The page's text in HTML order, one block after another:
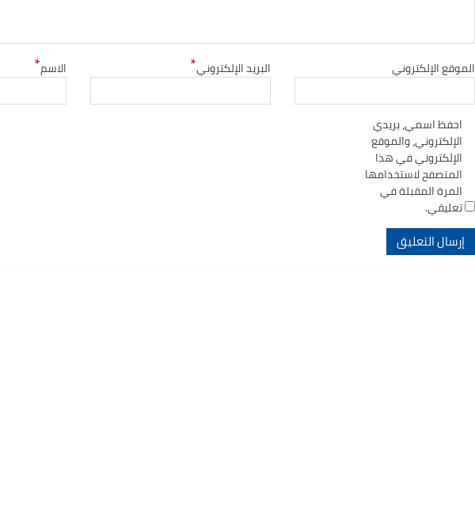
الاسم* البريد الإلكتروني* الموقع الإلكتروني
احفظ اسمي، بريدي
الإلكتروني، والموقع
الإلكتروني في هذا
المتصفح لاستخدامها
المرة المقبلة في
تعليقي.